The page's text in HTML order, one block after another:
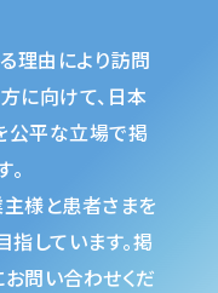
理由により訪問
に向けて、日本
公平な立場で掲
様と患者さまを
しています。掲
問い合わせくだ